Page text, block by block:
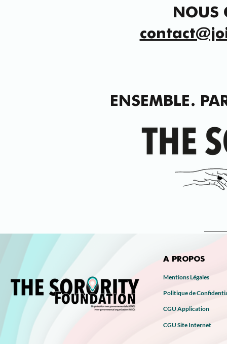
NOUS
ENSEMBLE.
A PROPOS
Mentions Légales
Politique de
CGU Application
CGU Site Internet